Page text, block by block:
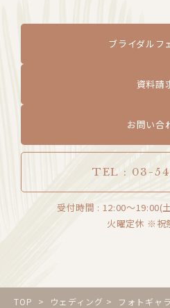
ブライダルフ
資料請
お問い合
TEL : 03-
受付時間 : 12:00〜19:00(
火曜定休 ※祝
TOP ウェディング フォトギャ